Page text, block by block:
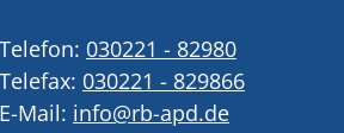
Telefon: 030221 - 82980
Telefax: 030221 - 829866
E-Mail: info@rb-apd.de